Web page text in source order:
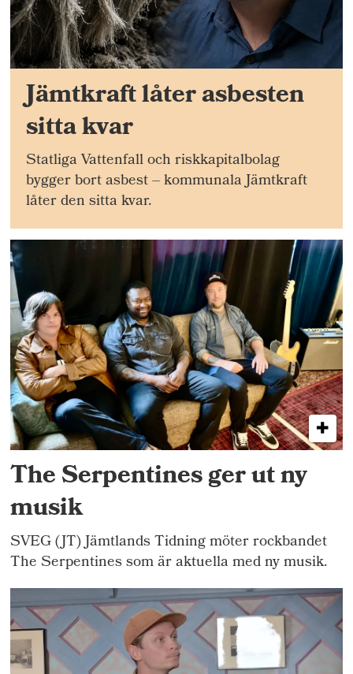
Jämtkraft låter asbesten
sitta kvar
Statliga Vattenfall och riskkapitalbolag
bygger bort asbest – kommunala Jämtkraft
låter den sitta kvar.
The Serpentines ger ut ny
musik
SVEG (JT) Jämtlands Tidning möter rockbandet
The Serpentines som är aktuella med ny musik.